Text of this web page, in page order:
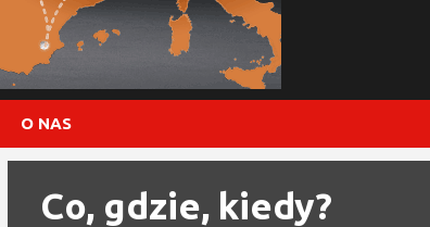
O NAS
Co, gdzie, kiedy?